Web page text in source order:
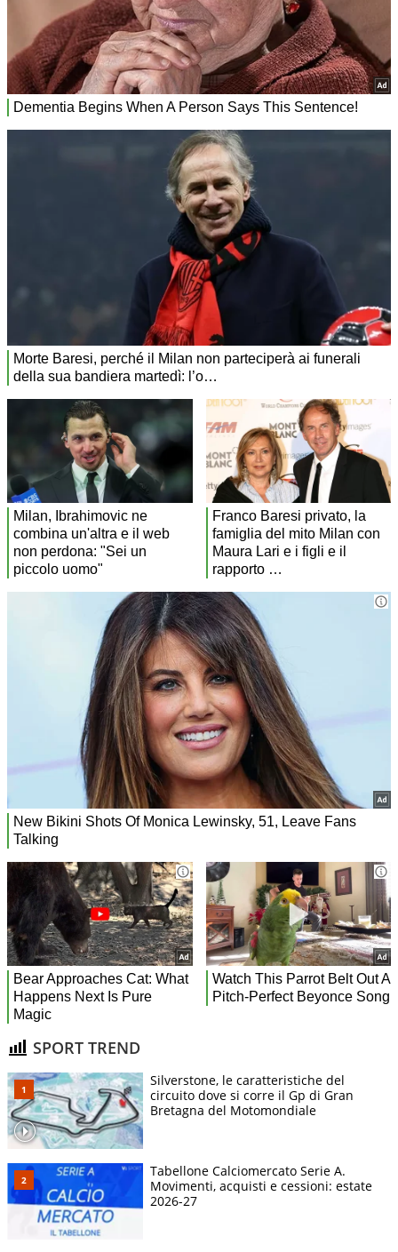
SPORT TREND
Silverstone, le caratteristiche del
circuito dove si corre il Gp di Gran
Bretagna del Motomondiale
Tabellone Calciomercato Serie A.
Movimenti, acquisti e cessioni: estate
2026-27